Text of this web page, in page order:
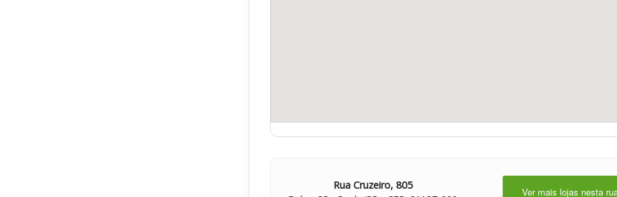
Rua Cruzeiro, 805
Ver mais lojas nesta